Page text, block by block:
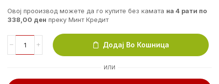
Овој прооизвод можете да го купите без камата на 4 рати по
338,00 ден преку Минт Кредит
Додај Во Кошница
ИЛИ